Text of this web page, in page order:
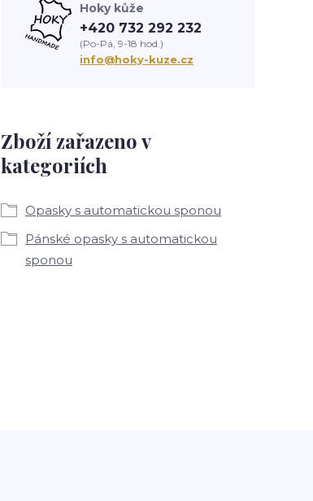
Zboží zařazeno v
kategoriích
Opasky s automatickou sponou
Pánské opasky s automatickou
sponou
Hoky kůže
+420 732 292 232
(Po-Pá, 9-18 hod.)
info@hoky-kuze.cz